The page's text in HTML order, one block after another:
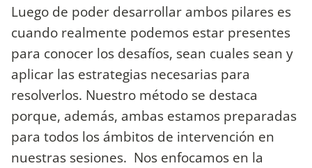
Luego de poder desarrollar ambos pilares es
cuando realmente podemos estar presentes
para conocer los desafíos, sean cuales sean y
aplicar las estrategias necesarias para
resolverlos. Nuestro método se destaca
porque, además, ambas estamos preparadas
para todos los ámbitos de intervención en
nuestras sesiones. Nos enfocamos en la